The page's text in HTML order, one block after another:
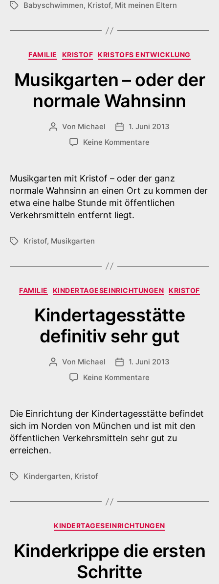
Schlagwörter
Babyschwimmen, Kristof, Mit meinen Eltern
Kategorien
FAMILIE KRISTOF KRISTOFS ENTWICKLUNG
Musikgarten – oder der
normale Wahnsinn
Beitragsautor
Von Michael Veröffentlichungsdatum
1. Juni 2013
Keine Kommentare
der
normale
Wahnsinn
Musikgarten mit Kristof – oder der ganz
normale Wahnsinn an einen Ort zu kommen der
etwa eine halbe Stunde mit öffentlichen
Verkehrsmitteln entfernt liegt.
Schlagwörter
Kristof, Musikgarten
Kategorien
FAMILIE KINDERTAGESEINRICHTUNGEN KRISTOF
Kindertagesstätte
definitiv sehr gut
Beitragsautor
Von Michael Veröffentlichungsdatum
1. Juni 2013
Keine Kommentare
sehr
gut
Die Einrichtung der Kindertagesstätte befindet
sich im Norden von München und ist mit den
öffentlichen Verkehrsmitteln sehr gut zu
erreichen.
Schlagwörter
Kindergarten, Kristof
Kategorien
KINDERTAGESEINRICHTUNGEN
Kinderkrippe die ersten
Schritte